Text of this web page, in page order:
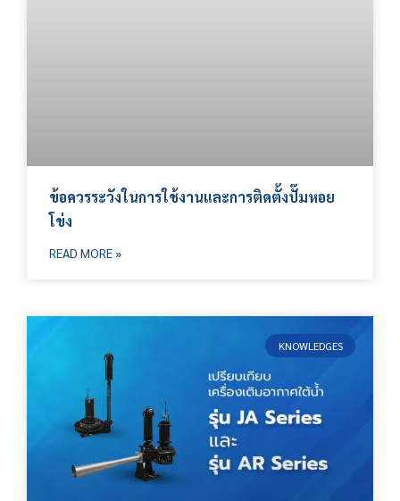
ข้อควรระวังในการใช้งานและการติดตั้งปั๊มหอย
โข่ง
READ MORE »
KNOWLEDGES